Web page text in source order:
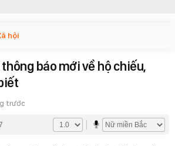
hội
báo mới về hộ chiếu,
trước